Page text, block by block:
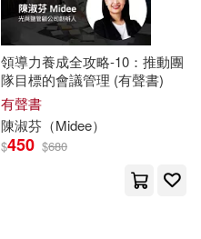
領導力養成全攻略-10：推動團
隊目標的會議管理 (有聲書)
有聲書
陳淑芬 （Midee）
$450 $680